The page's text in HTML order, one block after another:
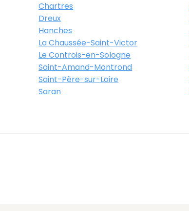
Chartres
Dreux
Hanches
La Chaussée-Saint-Victor
Le Controis-en-Sologne
Saint-Amand-Montrond
Saint-Père-sur-Loire
Saran